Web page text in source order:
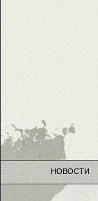
НОВОСТИ